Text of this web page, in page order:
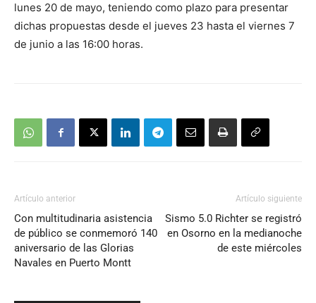
lunes 20 de mayo, teniendo como plazo para presentar
dichas propuestas desde el jueves 23 hasta el viernes 7
de junio a las 16:00 horas.
Artículo anterior
Con multitudinaria asistencia
de público se conmemoró 140
aniversario de las Glorias
Navales en Puerto Montt
Artículo siguiente
Sismo 5.0 Richter se registró
en Osorno en la medianoche
de este miércoles